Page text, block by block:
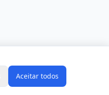
Aceitar todos